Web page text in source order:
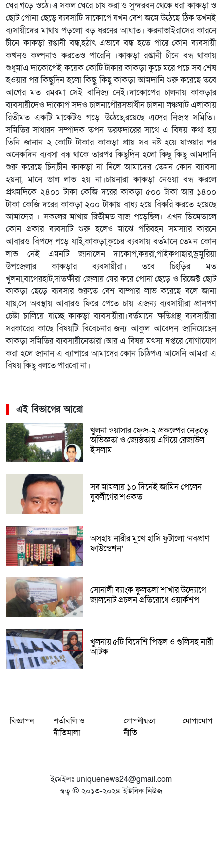
ঘের গড়ে ওঠে।এ সকল ঘেরে চাষ করা ও সুন্দরবন থেকে ধরা কাকড়া ও
ছোট পোনা ছেড়ে ব্যবসাটি দাকোপে যখন বেশ জমে উঠেছে ঠিক তখনই
ব্যসায়ীদের মাথায় পড়লো বড় ধরনের আঘাত। করনাভাইরাসের কারনে
চীনে কাকড়া রপ্তানী বন্ধ,হঠাৎ এভাবে বন্ধ হতে পারে কোন ব্যবসায়ী
কখনও কল্পনাও করতেও পারেনি ।কাকড়া রপ্তানী চীনে বন্ধ থাকায়
শুধুমাএ দাকোপেই কয়েক কোটি টাকার কাকড়া কুচে মরে পচে সব শেষ
হওয়ার পর কিছুদিন হলো কিছু কিছু কাকড়া আমদানি শুরু করেছে তবে
আগের মত রমরমা সেই বানিজ্য নেই।দাকোপের চালনায় কাকড়ার
ব্যবসায়ীদেও দাকোপ সদও চালনাপৌরসভাধীন চালনা লঞ্চঘাট এলাকায়
রিতীমত একটি মার্কেটও গড়ে উঠেছে,রয়েছে এদের নিজস্ব সমিতি।
সমিতির সাধারন সম্পাদক তপন তরফদারের সাথে এ বিষয় কথা হয়
তিনি জানান ২ কোটি টাকার কাকড়া প্রায় সব নষ্ট হয়ে যাওয়ার পর
অনেকদিন ব্যবসা বন্ধ থাকে তারপর কিছুদিন হলো কিছু কিছু আমদানি
শুরু করেছে চিন,চীন কাকড়া না নিলে আমাদের তেমন কোন ব্যাবসা
হয়না, মানে ভাল লাভ হয় না।চায়নারা কাকড়া নেওয়া বন্ধ করলে
প্রথমদিকে ২৪০০ টাকা কেজি দরের কাকড়া ৫০০ টাকা আর ১৪০০
টাকা কেজি দরের কাকড়া ২০০ টাকায় বাধ্য হয়ে বিকরি করতে হয়েছে
আমাদের । সকলের মাথায় রিতীমত বাজ পড়েছিল। এখন ডিমেতালে
কোন প্রকার ব্যবসাটি শুরু হলেও মাঝে পরিবহন সমস্যার কারনে
আবারও বিপদে পড়ে যাই,কাকড়া,কুচের ব্যবসায় বর্তমানে তেমন কোন
লাভ নেই এমনটি জানালেন দাকোপ,কয়রা,পাইকগাছার,ডুমুরিয়া
উপজেলার কাকড়ার ব্যবসায়ীরা। তবে চিংড়ির মত
খুলনা,বাগেরহাট,সাতক্ষীরা জেলায় ঘের করে পোনা ছেড়ে ও রিজেক্ট ছোট
কাকড়া ছেড়ে ব্যবসার শুরুতে বেশ বাম্পার লাভ করেছে বলে জানা
যায়,সে অবস্থায় আবারও ফিরে পেতে চায় এজন্য ব্যবসায়ীরা প্রানপণ
চেষ্টা চালিয়ে যাচ্ছে কাকড়া ব্যবসায়ীরা।বর্তমানে ক্ষতিগ্রস্থ ব্যবসায়ীরা
সরকারের কাছে বিষয়টি বিবেচনার জন্য আকুল আবেদন জানিয়েছেন
কাকড়া সমিতির ব্যবসায়ীনেতারা।আর এ বিষয় মৎস্য দপ্তরে যোগাযোগ
করা হলে জানান এ ব্যাপারে আমাদের কোন চিঠিপএ আসেনি আমরা এ
বিষয় কিছু বলতে পারবো না।
এই বিভাগের আরো
খুলনা ওয়াসার ফেজ-২ প্রকল্পের নেতৃত্বে
অভিজ্ঞতা ও জ্যেষ্ঠতায় এগিয়ে রেজাউল
ইসলাম
সব মামলায় ১০ দিনেই জামিন পেলেন
যুবলীগের শওকত
অসহায় নারীর মুখে হাসি ফুটালো ‘নবপ্রাণ
ফাউন্ডেশন’
সোনালী ব্যাংক ফুলতলা শাখার উদ্যোগে
জালনোট প্রচলন প্রতিরোধে ওয়ার্কশপ
খুলনায় ৫টি বিদেশি পিস্তল ও গুলিসহ নারী
আটক
বিজ্ঞাপন
শর্তাবলি ও
নীতিমালা
গোপনীয়তা
নীতি
যোগাযোগ
ইমেইলঃ uniquenews24@gmail.com
স্বত্ব © ২০১৩-২০২৪ ইউনিক নিউজ